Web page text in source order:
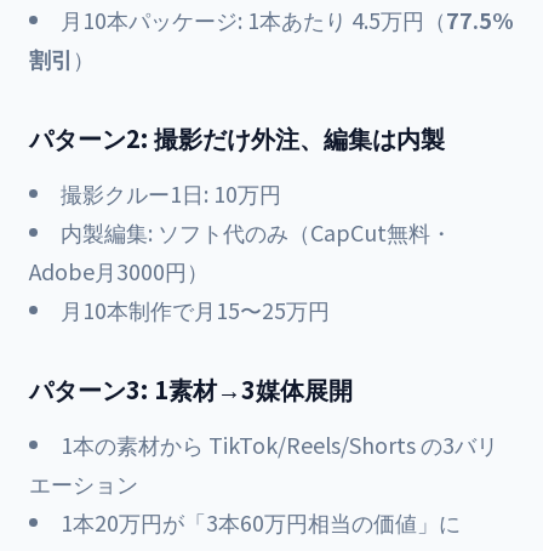
月10本パッケージ: 1本あたり 4.5万円（77.5%
割引 ）
パターン2: 撮影だけ外注、編集は内製
撮影クルー1日: 10万円
内製編集: ソフト代のみ（CapCut無料・
Adobe月3000円）
月10本制作で月15〜25万円
パターン3: 1素材→3媒体展開
1本の素材から TikTok/Reels/Shorts の3バリ
エーション
1本20万円が「3本60万円相当の価値」に